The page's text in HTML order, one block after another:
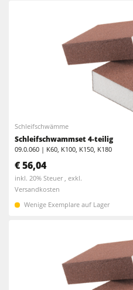
Fräsmaschinen
Kreissäge-Fräsmaschinen
Kombimaschinen
CNC-Bearbeitungszentren
CNC Fenster- und
Breitbandschleifmaschinen
Langband- &
Bürst- und
Druckbalkensägen &
Brikettierpressen
Kreissägen und
Hobelmaschinen
Fräsmaschinen
Kreissäge-Fräsmaschinen
Kombimaschinen
CNC Bearbeitungszentren
Kantenanleimmaschinen
Schleifmaschinen
Bohrmaschinen
Druckbalkensägen &
Schleifschwämme
Schleifschwammset 4-teilig
09.0.060 | K60, K100, K150, K180
€ 56,04
inkl. 20% Steuer , exkl.
Versandkosten
Wenige Exemplare auf Lager